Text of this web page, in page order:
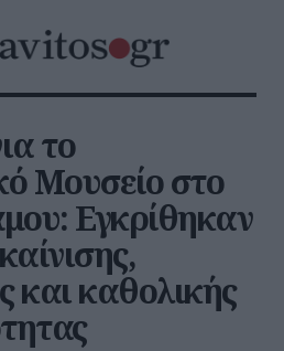
το
Μουσείο στο
Εγκρίθηκαν
και καθολικής